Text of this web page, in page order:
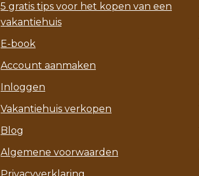
5 gratis tips voor het kopen van een
vakantiehuis
E-book
Account aanmaken
Inloggen
Vakantiehuis verkopen
Blog
Algemene voorwaarden